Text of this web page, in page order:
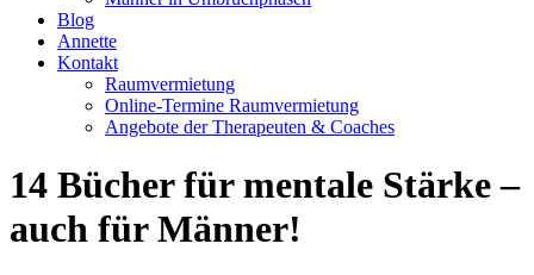
Blog
Annette
Kontakt
Raumvermietung
Online-Termine Raumvermietung
Angebote der Therapeuten & Coaches
14 Bücher für mentale Stärke –
auch für Männer!